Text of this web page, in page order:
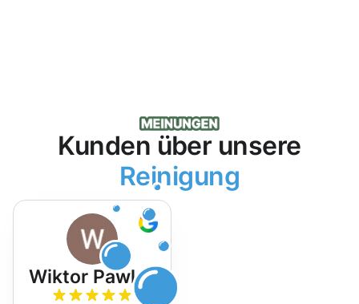
Kunden über unsere
Reinigung
Wiktor Pawlak